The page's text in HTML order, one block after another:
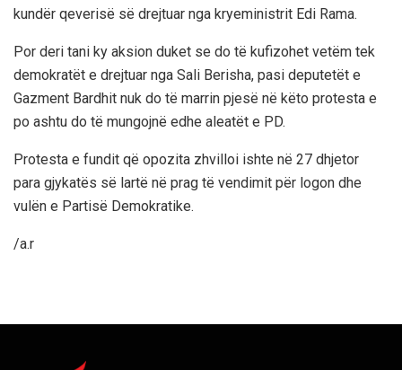
kundër qeverisë së drejtuar nga kryeministrit Edi Rama.
Por deri tani ky aksion duket se do të kufizohet vetëm tek
demokratët e drejtuar nga Sali Berisha, pasi deputetët e
Gazment Bardhit nuk do të marrin pjesë në këto protesta e
po ashtu do të mungojnë edhe aleatët e PD.
Protesta e fundit që opozita zhvilloi ishte në 27 dhjetor
para gjykatës së lartë në prag të vendimit për logon dhe
vulën e Partisë Demokratike.
/a.r